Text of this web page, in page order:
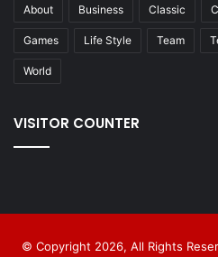
About Business Classic
Games Life Style Team
World
VISITOR COUNTER
© Copyright 2026, All Rights